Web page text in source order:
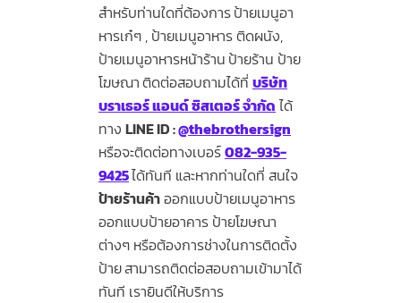
สำหรับท่านใดที่ต้องการป้ายเมนูอา
หารเก๋ๆ , ป้ายเมนูอาหาร ติดผนัง,
ป้ายเมนูอาหารหน้าร้าน ป้ายร้าน ป้าย
โฆษณาติดต่อสอบถามได้ที่ บริษัท
บราเธอร์ แอนด์ ซิสเตอร์ จำกัด ได้
ทาง LINE ID :@thebrothersign
หรือจะติดต่อทางเบอร์082-935-
9425ได้ทันที และหากท่านใดที่ สนใจ
ป้ายร้านค้าออกแบบป้ายเมนูอาหาร
ออกแบบป้ายอาคาร ป้ายโฆษณา
ต่างๆ หรือต้องการช่างในการติดตั้ง
ป้ายสามารถติดต่อสอบถามเข้ามาได้
ทันที เรายินดีให้บริการ